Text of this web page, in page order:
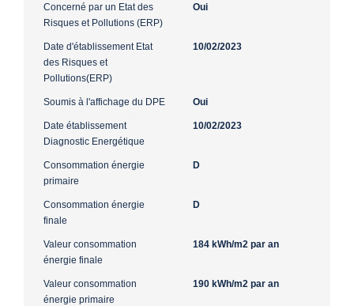
Concerné par un Etat des
Risques et Pollutions (ERP)
Oui
Date d'établissement Etat
des Risques et
Pollutions(ERP)
10/02/2023
Soumis à l'affichage du DPE Oui
Date établissement
Diagnostic Energétique
10/02/2023
Consommation énergie
primaire
D
Consommation énergie
finale
D
Valeur consommation
énergie finale
184 kWh/m2 par an
Valeur consommation
énergie primaire
190 kWh/m2 par an